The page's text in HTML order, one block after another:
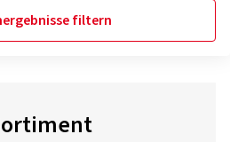
filtern